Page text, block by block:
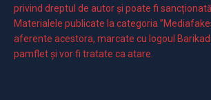
privind dreptul de autor și poate fi
Materialele publicate la categoria
aferente acestora, marcate cu logoul
pamflet și vor fi tratate ca atare.